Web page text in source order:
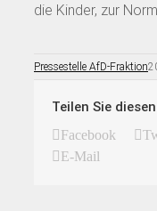
die Kinder, zur
Pressestelle AfD-Fraktion
Teilen Sie
Facebook
E-Mail